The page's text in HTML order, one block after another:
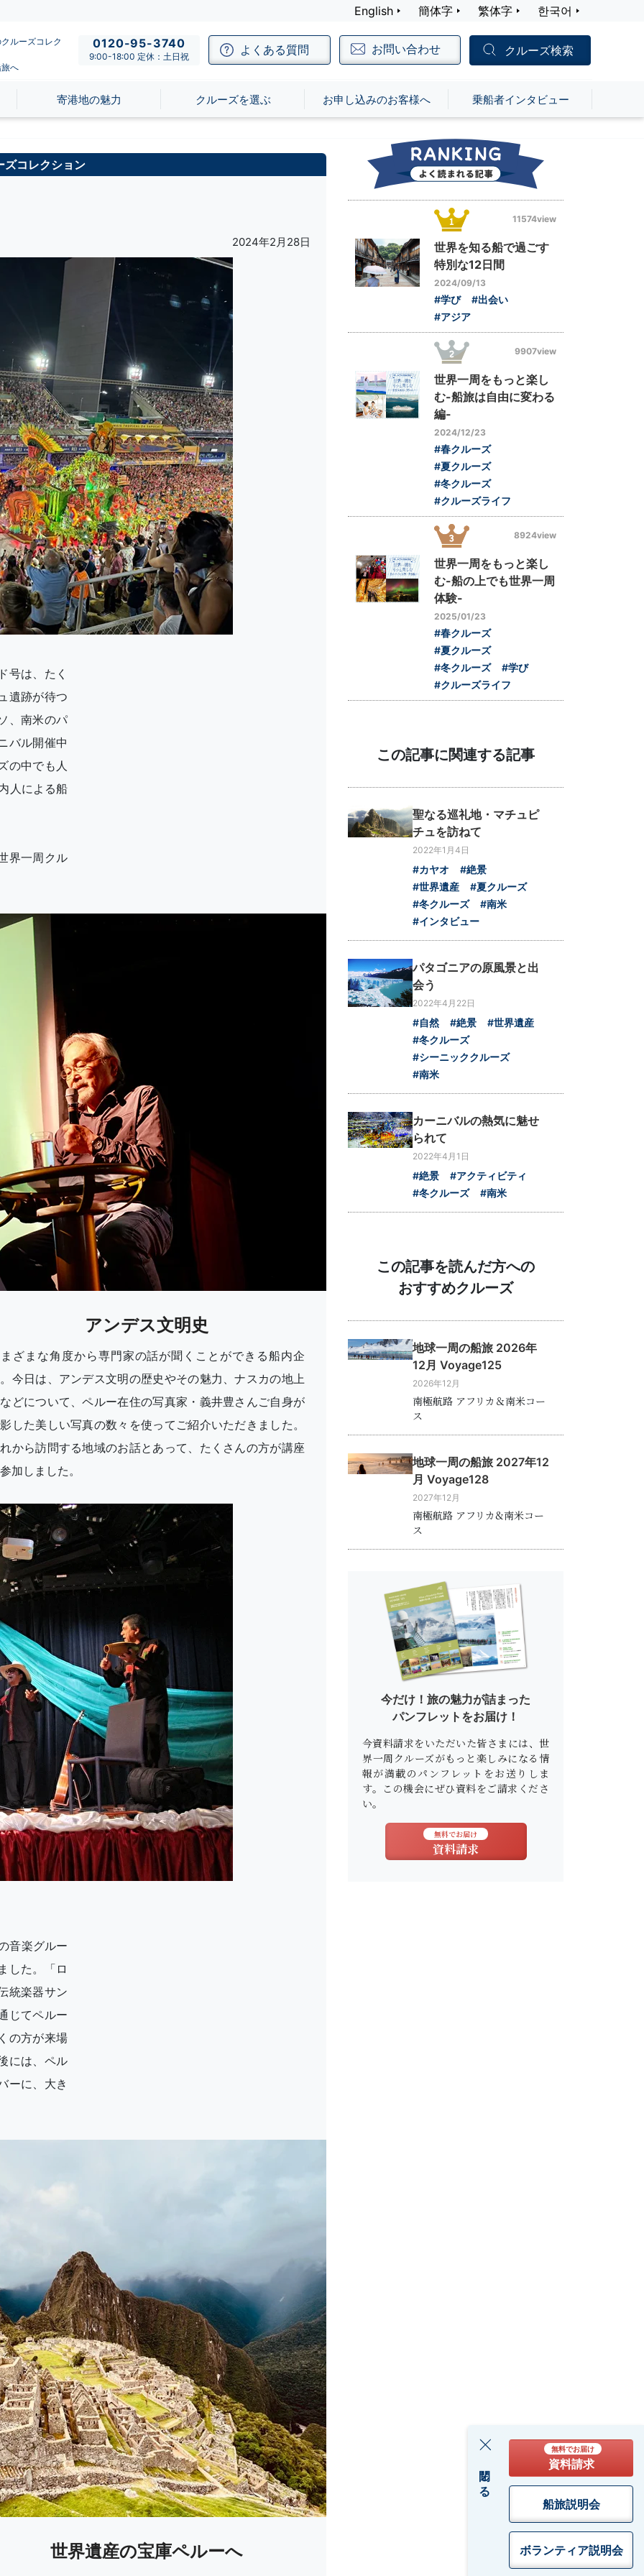
English 簡体字 繁体字 한국어
ルーズコレク
へ
0120-95-3740
9:00-18:00 定休：土日祝 よくある質問 お問い合わせ クルーズ検索
寄港地の魅力 クルーズを選ぶ お申し込みのお客様へ 乗船者インタビュー
閉じる
無料でお届け
資料請求
船旅説明会
ボランティア説明会
ズコレクション
2024年2月28日
号は、たく
遺跡が待つ
、南米のパ
バル開催中
の中でも人
人による船
界一周クル
アンデス文明史
ざまな角度から専門家の話が聞くことができる船内企
今日は、アンデス文明の歴史やその魅力、ナスカの地上
どについて、ペルー在住の写真家・義井豊さんご自身が
した美しい写真の数々を使ってご紹介いただきました。
から訪問する地域のお話とあって、たくさんの方が講座
加しました。
音楽グルー
した。「ロ
統楽器サン
じてペルー
の方が来場
には、ペル
ーに、大き
世界遺産の宝庫ペルーへ
11574view
世界を知る船で過ごす
特別な12日間
2024/09/13
#学び
#出会い
#アジア
9907view
世界一周をもっと楽し
む-船旅は自由に変わる
編-
2024/12/23
#春クルーズ
#夏クルーズ
#冬クルーズ
#クルーズライフ
8924view
世界一周をもっと楽し
む-船の上でも世界一周
体験-
2025/01/23
#春クルーズ
#夏クルーズ
#冬クルーズ
#学び
#クルーズライフ
この記事に関連する記事
聖なる巡礼地・マチュピ
チュを訪ねて
2022年1月4日
#カヤオ
#絶景
#世界遺産
#夏クルーズ
#冬クルーズ
#南米
#インタビュー
パタゴニアの原風景と出
会う
2022年4月22日
#自然 #絶景
#世界遺産
#冬クルーズ
#シーニッククルーズ
#南米
カーニバルの熱気に魅せ
られて
2022年4月1日
#絶景
#アクティビティ
#冬クルーズ
#南米
この記事を読んだ方への
おすすめクルーズ
地球一周の船旅 2026年
12月 Voyage125
2026年12月
南極航路 アフリカ＆南米コー
ス
地球一周の船旅 2027年12
月 Voyage128
2027年12月
南極航路 アフリカ&南米コー
ス
今だけ！旅の魅力が詰まった
パンフレットをお届け！
今資料請求をいただいた皆さまには、世
界一周クルーズがもっと楽しみになる情
報が満載のパンフレットをお送りしま
す。この機会にぜひ資料をご請求くださ
い。
無料でお届け
資料請求